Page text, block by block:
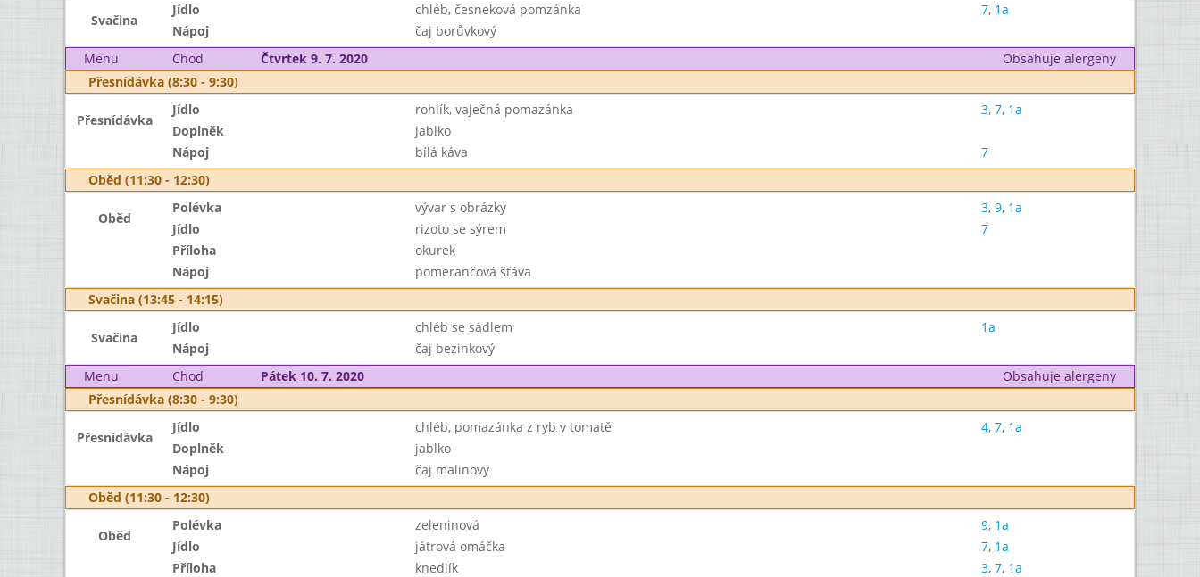
Svačina
Jídlo chléb, česneková pomzánka 7, 1a
Nápoj
čaj borůvkový
Menu
Chod Čtvrtek 9. 7. 2020
Obsahuje alergeny
Přesnídávka (8:30 - 9:30)
Přesnídávka
Jídlo rohlík, vaječná pomazánka 3, 7, 1a
Doplněk
jablko
Nápoj
bílá káva
7
Oběd (11:30 - 12:30)
Oběd
Polévka vývar s obrázky 3, 9, 1a
Jídlo
rizoto se sýrem
7
Příloha
okurek
Nápoj
pomerančová šťáva
Svačina (13:45 - 14:15)
Svačina
Jídlo chléb se sádlem
1a
Nápoj
čaj bezinkový
Menu
Chod Pátek 10. 7. 2020
Obsahuje alergeny
Přesnídávka (8:30 - 9:30)
Přesnídávka
Jídlo chléb, pomazánka z ryb v tomatě 4, 7, 1a
Doplněk
jablko
Nápoj
čaj malinový
Oběd (11:30 - 12:30)
Oběd
Polévka zeleninová 9, 1a
Jídlo
játrová omáčka 7, 1a
Příloha
knedlík 3, 7, 1a